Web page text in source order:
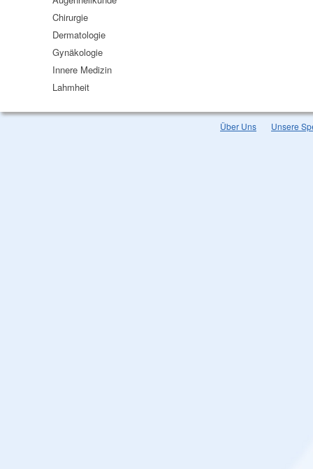
Chirurgie
Dermatologie
Gynäkologie
Innere Medizin
Lahmheit
Über Uns Unsere